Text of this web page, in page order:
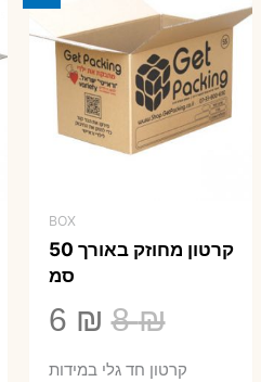
BOX
קרטון מחוזק באורך 50
סמ
8₪
המחיר
המקורי
6 ₪
קרטון חד גלי במידות